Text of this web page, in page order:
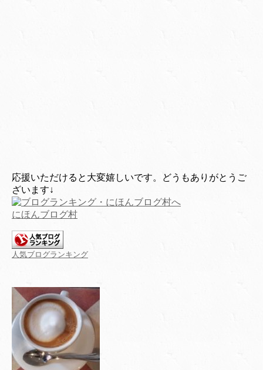
応援いただけると大変嬉しいです。どうもありがとうご
ざいます↓
にほんブログ村
人気ブログランキング